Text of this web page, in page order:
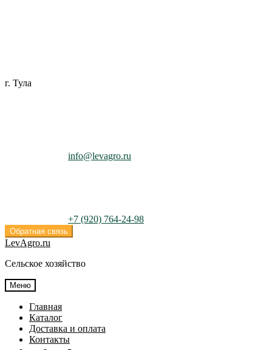
г. Тула
info@levagro.ru
+7 (920) 764-24-98
Обратная связь
LevAgro.ru
Сельское хозяйство
Меню
Главная
Каталог
Доставка и оплата
Контакты